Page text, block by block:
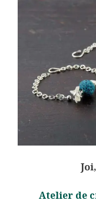
Atelier de